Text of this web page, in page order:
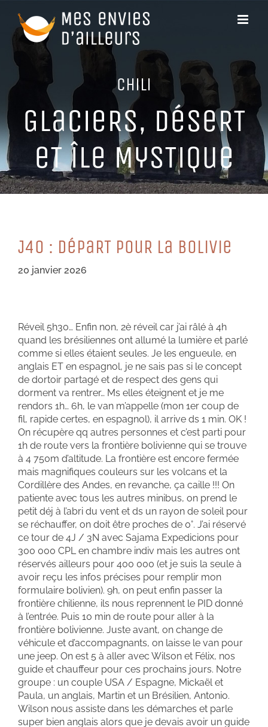
contenu
CHiLi
GLaCieRS, DéSeRT
eT îLe MySTiQue
J40 : DéPaRT PouR La BoLiVie
20 janvier 2026
Réveil 5h30… Enfin non, 2è réveil car j’ai râlé à 4h
quand les brésiliennes ont allumé la lumière et parlé
comme si elles étaient seules. Je les engueule, en
anglais ET en espagnol, je ne sais pas si le concept
de dortoir partagé et de respect des gens qui
dorment va rentrer… Ms elles éteignent et je me
rendors 1h… 6h, le van m’appelle (mon 1er coup de
fil, rapide certes, en espagnol), il arrive ds 1 min. OK !
On récupère qq autres personnes et c’est parti pour
1h de route vers la frontière bolivienne qui se trouve
à 4 750m d’altitude. La frontière est encore fermée
mais magnifiques couleurs sur les volcans et la
Cordillère des Andes, en revanche, ça caille !!! On
patiente avec tous les autres minibus, on prend le
petit déj à l’abri du vent et ds un rayon de soleil pour
se réchauffer, on doit être proches de 0°. J’ai réservé
ce tour de 4J / 3N avec Sajama Expedicions pour
300 000 CPL en chambre indiv mais les autres ont
réservés ailleurs pour 400 000 (et je suis la seule à
avoir reçu les infos précises pour remplir mon
formulaire bolivien). 9h, on peut enfin passer la
frontière chilienne, ils nous reprennent le PID donné
à l’entrée. Puis 10 min de route pour aller à la
frontière bolivienne. Juste avant, on change de
véhicule et d’accompagnants, on laisse le van pour
une jeep. On est 5 à aller avec Wilson et Félix, nos
guide et chauffeur pour ces prochains jours. Notre
groupe : un couple USA / Espagne, Mickaël et
Paula, un anglais, Martin et un Brésilien, Antonio.
Wilson nous assiste dans les démarches et parle
super bien anglais alors que je devais avoir un guide